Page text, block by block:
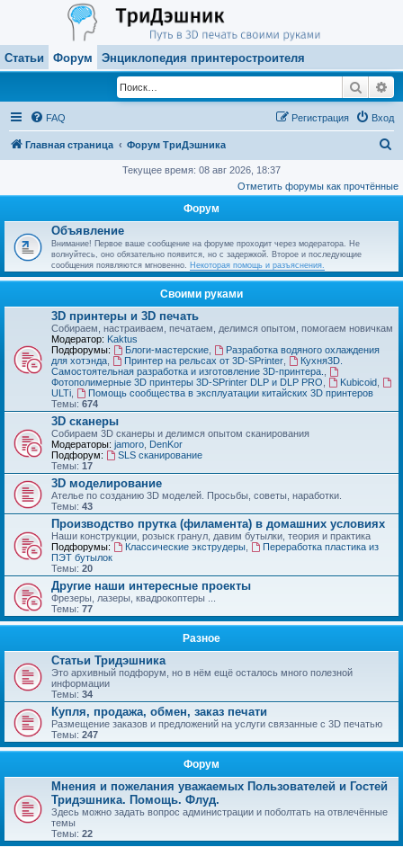
Статьи Форум Энциклопедия принтеростроителя
Поиск
FAQ Вход
Регистрация
Главная страница Форум ТриДэшника
и
Текущее время: 08 авг 2026, 18:37
Отметить форумы как прочтённые
Форум
Объявление
Внимание! Первое ваше сообщение на форуме проходит через модератора. Не
волнуйтесь, оно обязательно появится, но с задержкой. Второе и последующие
сообщения появляются мгновенно. Некоторая помощь и разъяснения.
Своими руками
3D принтеры и 3D печать
Собираем, настраиваем, печатаем, делимся опытом, помогаем новичкам
Модератор: Kaktus
Подфорумы:
Блоги-мастерские,
Разработка водяного охлаждения
для хотэнда
Принтер на рельсах от 3D-SPrinter,
Кухня3D.
Самостоятельная разработка и изготовление 3D-принтера.
Фотополимерные 3D принтеры 3D-SPrinter DLP и DLP PRO
Kubicoid,
ULTi
Помощь сообщества в эксплуатации китайских 3D принтеров
Темы: 674
3D сканеры
Собираем 3D сканеры и делимся опытом сканирования
Модераторы: jamoro DenKor
Подфорум:
SLS сканирование
Темы: 17
3D моделирование
Ателье по созданию 3D моделей. Просьбы, советы, наработки.
Темы: 43
Производство прутка (филамента) в домашних условиях
Наши конструкции, розыск гранул, давим бутылки, теория и практика
Подфорумы:
Классические экструдеры,
Переработка пластика из
ПЭТ бутылок
Темы: 20
Другие наши интересные проекты
Фрезеры, лазеры, квадрокоптеры ...
Темы: 77
Разное
Статьи Тридэшника
Это архивный подфорум, но в нём ещё осталось много полезной
информации
Темы: 34
Купля, продажа, обмен, заказ печати
Размещение заказов и предложений на услуги связанные с 3D печатью
Темы: 247
Форум
Мнения и пожелания уважаемых Пользователей и Гостей
Тридэшника. Помощь. Флуд.
Здесь можно задать вопрос администрации и поболтать на отвлечённые
темы
Темы: 22